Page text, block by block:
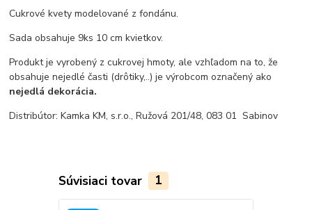
Cukrové kvety modelované z fondánu.
Sada obsahuje 9ks 10 cm kvietkov.
Produkt je vyrobený z cukrovej hmoty, ale vzhľadom na to, že
obsahuje nejedlé časti (drôtiky,..) je výrobcom označený ako
nejedlá dekorácia.
Distribútor: Kamka KM, s.r.o., Ružová 201/48, 083 01 Sabinov
Súvisiaci tovar 1